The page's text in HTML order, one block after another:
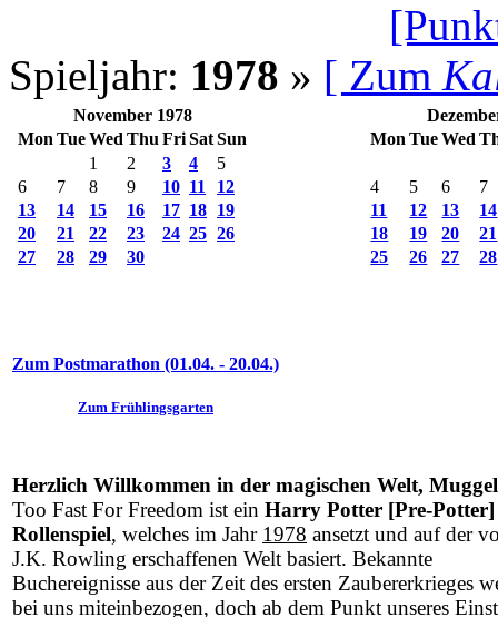
Spieljahr: 1978 » [ Zum
November 1978
Mon TueWed Thu FriSatSun
1
2 3 4
5
6
7 8 9 10 11
12
13
14 15 16 17 18 19
20
21 22 23 24 25 26
27
28 29 30
Mon TueWed
4 5 6
7
11
12 13
14
18
19 20
21
25
26 27 28
Zum Postmarathon (01.04. - 20.04.)
Zum Frühlingsgarten
Herzlich Willkommen in der magischen Welt, Muggel
Too Fast For Freedom ist ein Harry Potter [Pre-Potter]
Rollenspiel, welches im Jahr 1978 ansetzt und auf der
J.K. Rowling erschaffenen Welt basiert. Bekannte
Buchereignisse aus der Zeit des ersten Zaubererkrieges
bei uns miteinbezogen, doch ab dem Punkt unseres